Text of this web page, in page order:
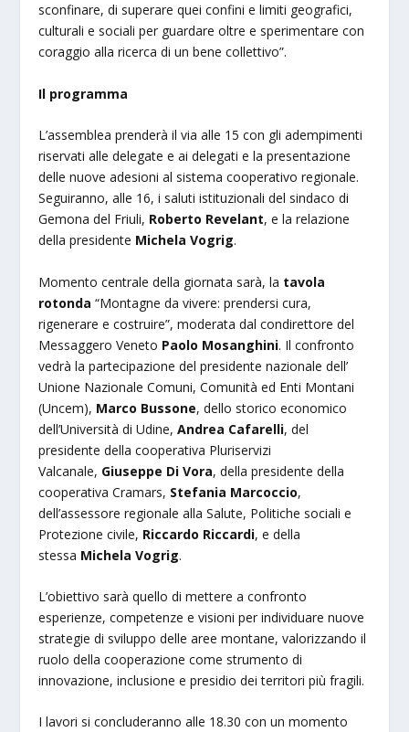
sconfinare, di superare quei confini e limiti geografici,
culturali e sociali per guardare oltre e sperimentare con
coraggio alla ricerca di un bene collettivo”.
Il programma
L’assemblea prenderà il via alle 15 con gli adempimenti
riservati alle delegate e ai delegati e la presentazione
delle nuove adesioni al sistema cooperativo regionale.
Seguiranno, alle 16, i saluti istituzionali del sindaco di
Gemona del Friuli, Roberto Revelant, e la relazione
della presidente Michela Vogrig.
Momento centrale della giornata sarà, la tavola
rotonda“Montagne da vivere: prendersi cura,
rigenerare e costruire”, moderata dal condirettore del
Messaggero Veneto Paolo Mosanghini. Il confronto
vedrà la partecipazione del presidente nazionale dell’
Unione Nazionale Comuni, Comunità ed Enti Montani
(Uncem), Marco Bussone, dello storico economico
dell’Università di Udine,Andrea Cafarelli, del
presidente della cooperativa Pluriservizi
Valcanale, Giuseppe Di Vora, della presidente della
cooperativa Cramars, Stefania Marcoccio,
dell’assessore regionale alla Salute, Politiche sociali e
Protezione civile, Riccardo Riccardi, e della
stessa Michela Vogrig.
L’obiettivo sarà quello di mettere a confronto
esperienze, competenze e visioni per individuare nuove
strategie di sviluppo delle aree montane, valorizzando il
ruolo della cooperazione come strumento di
innovazione, inclusione e presidio dei territori più fragili.
I lavori si concluderanno alle 18.30 con un momento